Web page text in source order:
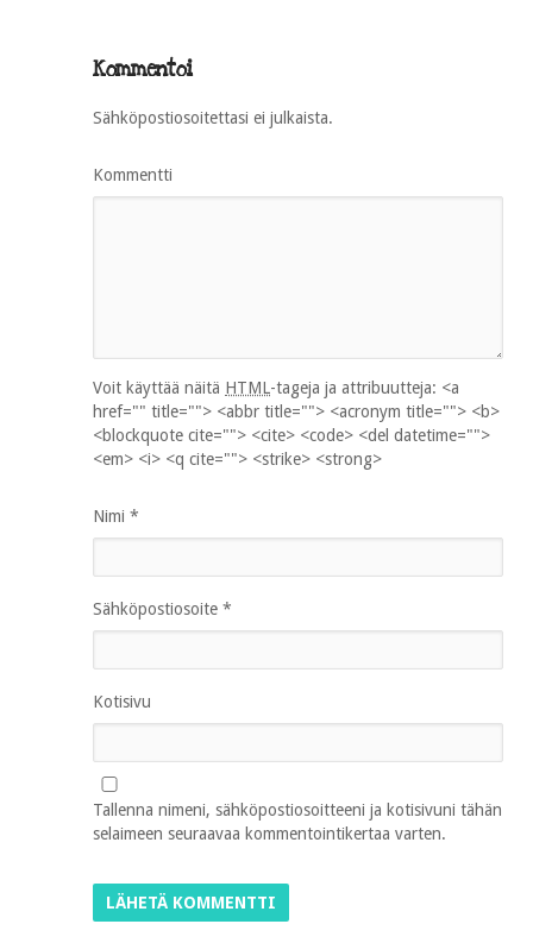
Kommentoi
Sähköpostiosoitettasi ei julkaista.
Kommentti
Voit käyttää näitä HTML-tageja ja attribuutteja: <a
href="" title=""> <abbr title=""> <acronym title=""> <b>
<blockquote cite=""> <cite> <code> <del datetime="">
<em> <i> <q cite=""> <strike> <strong>
Nimi *
Sähköpostiosoite *
Kotisivu
Tallenna nimeni, sähköpostiosoitteeni ja kotisivuni tähän
selaimeen seuraavaa kommentointikertaa varten.